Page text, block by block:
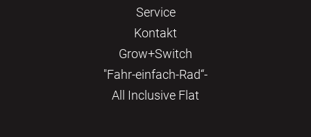
Service
Kontakt
Grow+Switch
"Fahr-einfach-Rad“-
All Inclusive Flat